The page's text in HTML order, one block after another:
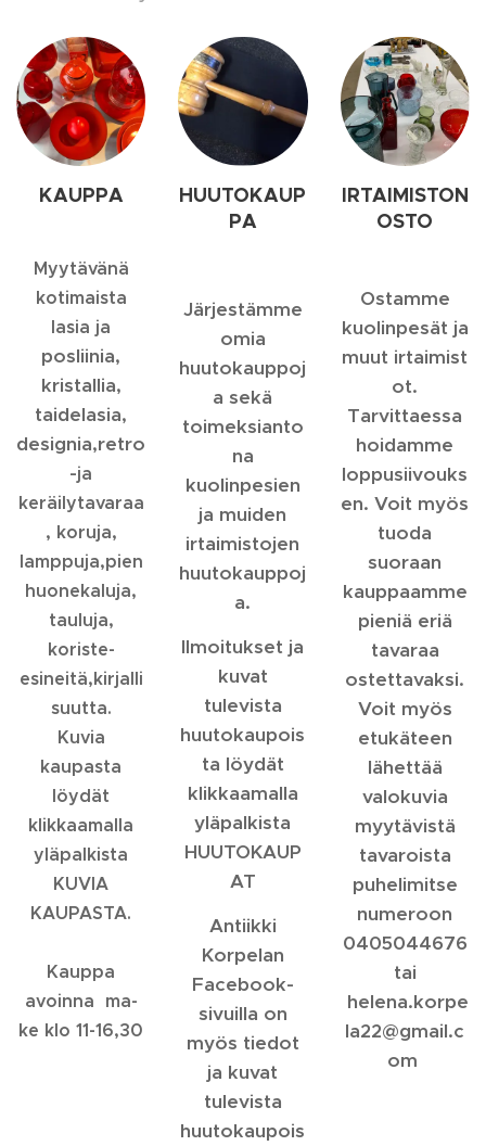
KAUPPA
Myytävänä
kotimaista
lasia ja
posliinia,
kristallia,
taidelasia,
designia,retro
-ja
keräilytavaraa
, koruja,
lamppuja,pien
huonekaluja,
tauluja,
koriste-
esineitä,kirjalli
suutta.
Kuvia
kaupasta
löydät
klikkaamalla
yläpalkista
KUVIA
KAUPASTA.
Kauppa
avoinna ma-
ke klo 11-16,30
HUUTOKAUP
PA
Järjestämme
omia
huutokauppoj
a sekä
toimeksianto
na
kuolinpesien
ja muiden
irtaimistojen
huutokauppoj
a.
Ilmoitukset ja
kuvat
tulevista
huutokaupois
ta löydät
klikkaamalla
yläpalkista
HUUTOKAUP
AT
Antiikki
Korpelan
Facebook-
sivuilla on
myös tiedot
ja kuvat
tulevista
huutokaupois
IRTAIMISTON
OSTO
Ostamme
kuolinpesät ja
muut irtaimist
ot.
Tarvittaessa
hoidamme
loppusiivouks
en. Voit myös
tuoda
suoraan
kauppaamme
pieniä eriä
tavaraa
ostettavaksi.
Voit myös
etukäteen
lähettää
valokuvia
myytävistä
tavaroista
puhelimitse
numeroon
0405044676
tai
helena.korpe
la22@gmail.c
om